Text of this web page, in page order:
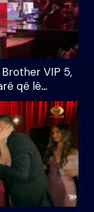
VIP 5,
që lë
për